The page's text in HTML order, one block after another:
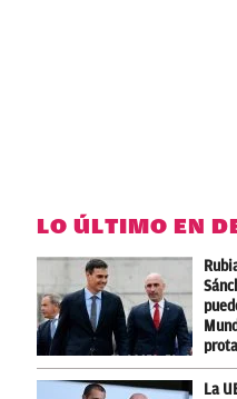
LO ÚLTIMO EN
La